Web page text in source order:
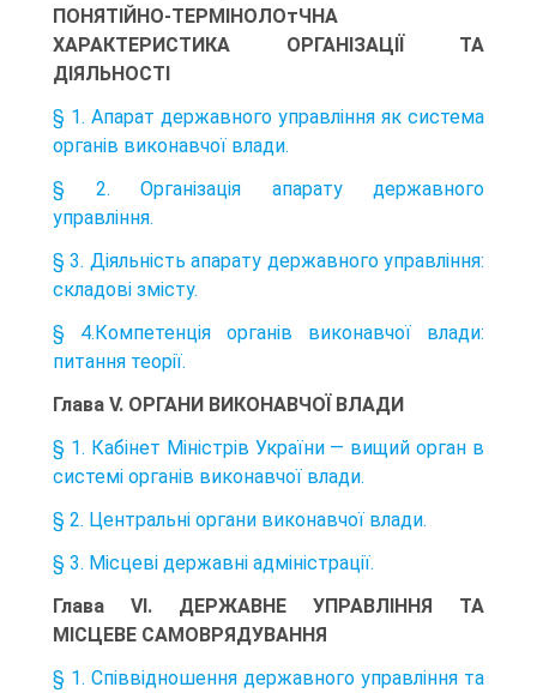
ПОНЯТІЙНО-ТЕРМІНОЛОтЧНА
ХАРАКТЕРИСТИКА ОРГАНІЗАЦІЇ ТА
ДІЯЛЬНОСТІ
§ 1. Апарат державного управління як система
органів виконавчої влади.
§ 2. Організація апарату державного
управління.
§ 3. Діяльність апарату державного управління:
складові змісту.
§ 4.Компетенція органів виконавчої влади:
питання теорії.
Глава V. ОРГАНИ ВИКОНАВЧОЇ ВЛАДИ
§ 1. Кабінет Міністрів України — вищий орган в
системі органів виконавчої влади.
§ 2. Центральні органи виконавчої влади.
§ 3. Місцеві державні адміністрації.
Глава VI. ДЕРЖАВНЕ УПРАВЛІННЯ ТА
МІСЦЕВЕ САМОВРЯДУВАННЯ
§ 1. Співвідношення державного управління та